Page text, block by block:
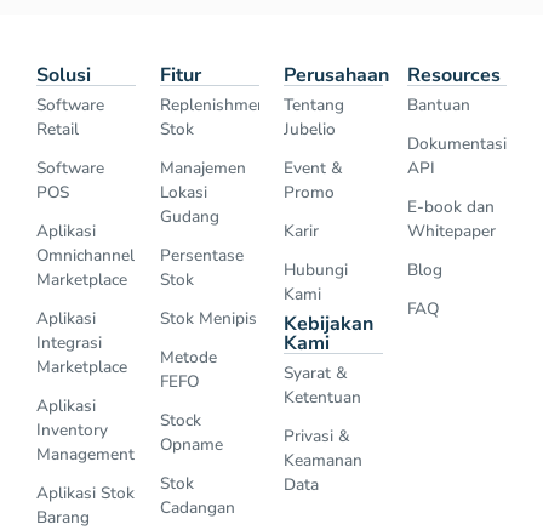
Solusi
Software
Retail
Software
POS
Aplikasi
Omnichannel
Marketplace
Aplikasi
Integrasi
Marketplace
Aplikasi
Inventory
Management
Aplikasi Stok
Barang
Fitur
Replenishment
Stok
Manajemen
Lokasi
Gudang
Persentase
Stok
Stok Menipis
Metode
FEFO
Stock
Opname
Stok
Cadangan
Perusahaan
Tentang
Jubelio
Event &
Promo
Karir
Hubungi
Kami
Kebijakan
Kami
Syarat &
Ketentuan
Privasi &
Keamanan
Data
Resources
Bantuan
Dokumentasi
API
E-book dan
Whitepaper
Blog
FAQ